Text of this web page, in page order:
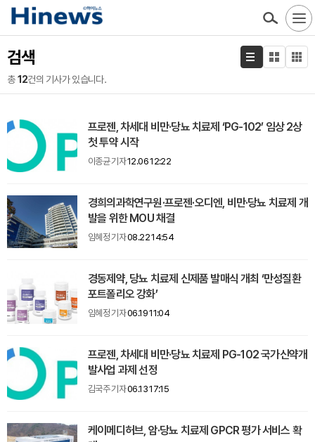
검색
총12건의 기사가 있습니다.
프로젠, 차세대 비만·당뇨 치료제 ‘PG-102’ 임상 2상
첫 투약 시작
이종균 기자12.06 12:22
경희의과학연구원·프로젠·오디엔, 비만·당뇨 치료제 개
발을 위한 MOU 채결
임혜정 기자08.22 14:54
경동제약, 당뇨 치료제 신제품 발매식 개최 ‘만성질환
포트폴리오 강화’
임혜정 기자06.19 11:04
프로젠, 차세대 비만·당뇨 치료제 PG-102 국가신약개
발사업 과제 선정
김국주 기자06.13 17:15
케이메디허브, 암·당뇨 치료제 GPCR 평가 서비스 확